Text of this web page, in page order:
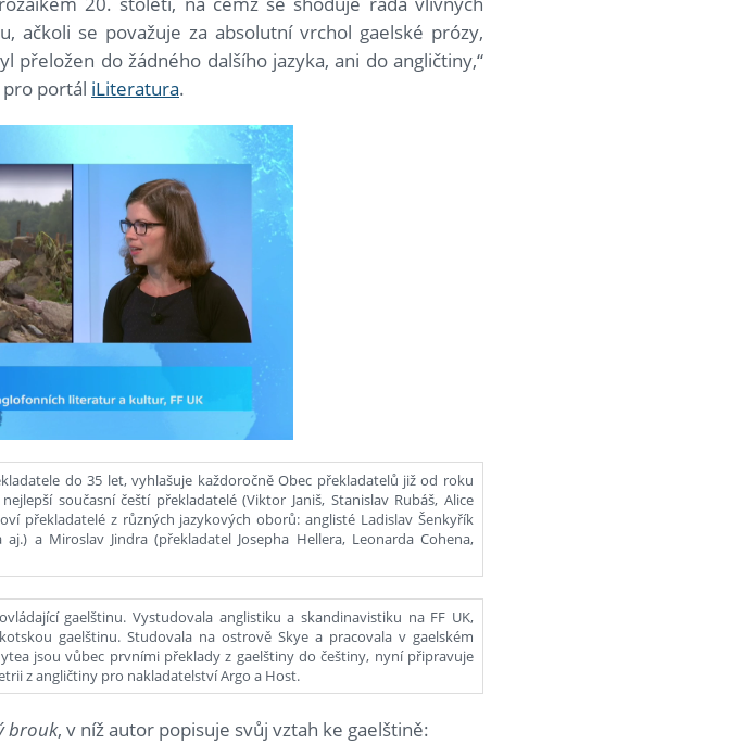
se považuje za absolutní vrchol gaelské prózy,
do žádného dalšího jazyka, ani do angličtiny,“
pro portál iLiteratura.
do 35 let, vyhlašuje každoročně Obec překladatelů již od roku
současní čeští překladatelé (Viktor Janiš, Stanislav Rubáš, Alice
překladatelé z různých jazykových oborů: anglisté Ladislav Šenkyřík
a Miroslav Jindra (překladatel Josepha Hellera, Leonarda Cohena,
gaelštinu. Vystudovala anglistiku a skandinavistiku na FF UK,
gaelštinu. Studovala na ostrově Skye a pracovala v gaelském
jsou vůbec prvními překlady z gaelštiny do češtiny, nyní připravuje
z angličtiny pro nakladatelství Argo a Host.
brouk, v níž autor popisuje svůj vztah ke gaelštině: